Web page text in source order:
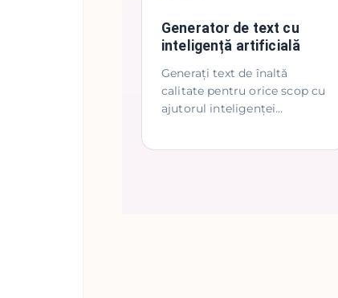
Generator de text cu
inteligență artificială
Generați text de înaltă
calitate pentru orice scop cu
ajutorul inteligenței